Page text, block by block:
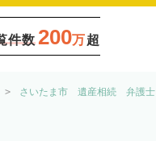
件数 200万超
さいたま市 遺産相続 弁護士